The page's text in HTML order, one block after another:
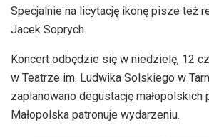
dźwiękowych
Specjalnie na licytację ikonę pisze też
Jacek Soprych.
Koncert odbędzie się w niedzielę, 12
w Teatrze im. Ludwika Solskiego w
zaplanowano degustację małopolskich
Małopolska patronuje wydarzeniu.